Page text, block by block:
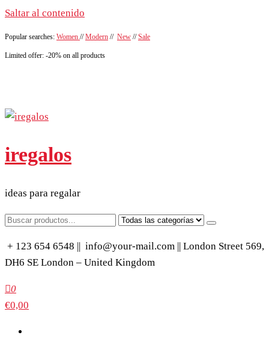
Saltar al contenido
Popular searches: Women //Modern // New //Sale
Limited offer: -20% on all products
iregalos
ideas para regalar
+ 123 654 6548 || info@your-mail.com || London Street 569,
DH6 SE London – United Kingdom
0
€0,00